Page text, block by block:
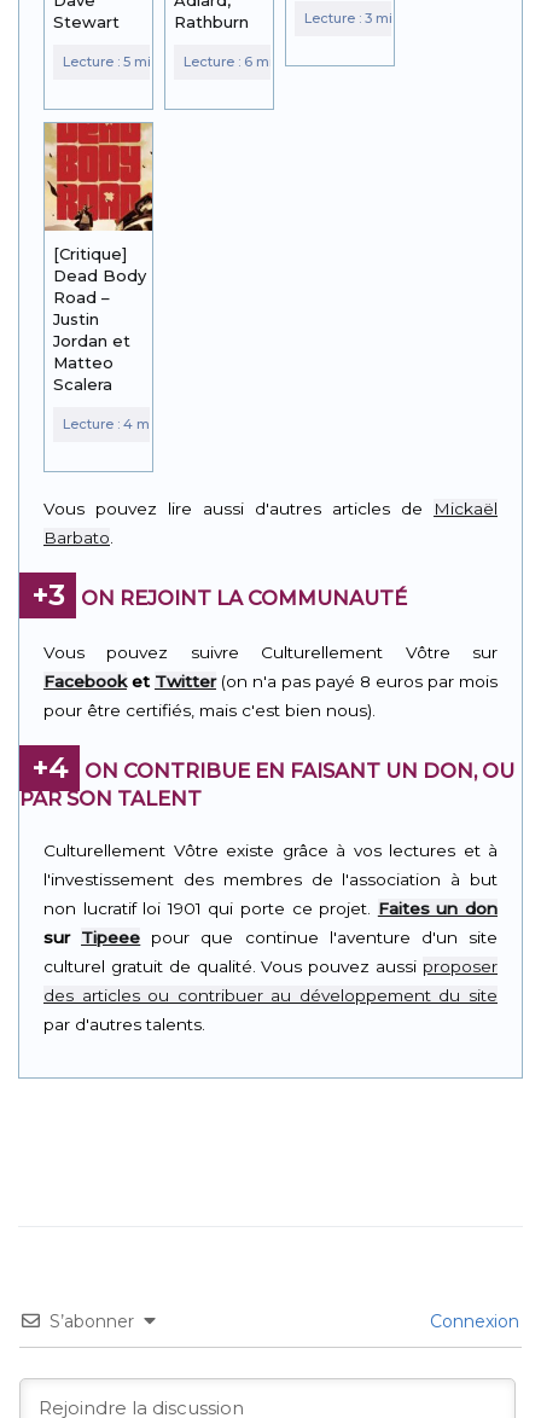
Stewart
Rathburn
[Critique]
Dead Body
Road –
Justin
Jordan et
Matteo
Scalera
Vous pouvez lire aussi d'autres articles de
Mickaël
Barbato.
+3 ON REJOINT LA COMMUNAUTÉ
Vous pouvez suivre Culturellement Vôtre sur
Facebooket Twitter(on n'a pas payé 8 euros par mois
pour être certifiés, mais c'est bien nous).
+4
ON CONTRIBUE EN FAISANT UN DON, OU
PAR SON TALENT
Culturellement Vôtre existe grâce à vos lectures et à
l'investissement des membres de l'association à but
non lucratif loi 1901 qui porte ce projet. Faites un don
sur Tipeee pour que continue l'aventure d'un site
culturel gratuit de qualité. Vous pouvez aussi proposer
des articles ou contribuer au développement du site
par d'autres talents.
S’abonner Connexion